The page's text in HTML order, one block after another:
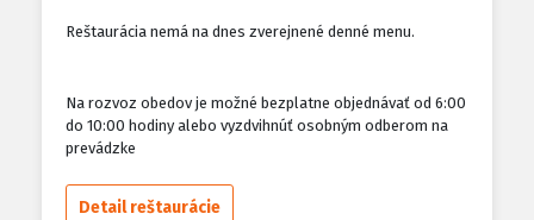
Reštaurácia nemá na dnes zverejnené denné menu.
Na rozvoz obedov je možné bezplatne objednávať od 6:00
do 10:00 hodiny alebo vyzdvihnúť osobným odberom na
prevádzke
Detail reštaurácie